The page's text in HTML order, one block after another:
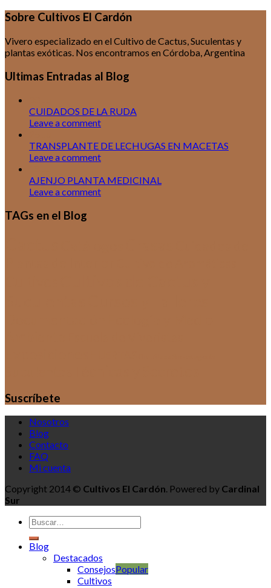
Sobre Cultivos El Cardón
Vivero especializado en el Cultivo de Cactus, Suculentas y
plantas exóticas. Nos encontramos en Córdoba, Argentina
Ultimas Entradas al Blog
CUIDADOS DE LA RUDA
Leave a comment
TRANSPLANTE DE LECHUGAS EN MACETAS
Leave a comment
AJENJO PLANTA MEDICINAL
Leave a comment
TAGs en el Blog
Suscríbete
Nosotros
Blog
Contacto
FAQ
Mi cuenta
Copyright 2014 © Cultivos El Cardón. Powered by Cardinal
Sur
Blog
Destacados
Consejos
Cultivos